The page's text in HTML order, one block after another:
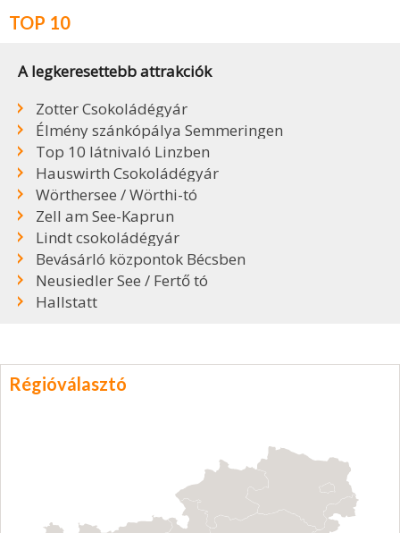
TOP 10
A legkeresettebb attrakciók
Zotter Csokoládégyár
Élmény szánkópálya Semmeringen
Top 10 látnivaló Linzben
Hauswirth Csokoládégyár
Wörthersee / Wörthi-tó
Zell am See-Kaprun
Lindt csokoládégyár
Bevásárló központok Bécsben
Neusiedler See / Fertő tó
Hallstatt
Régióválasztó